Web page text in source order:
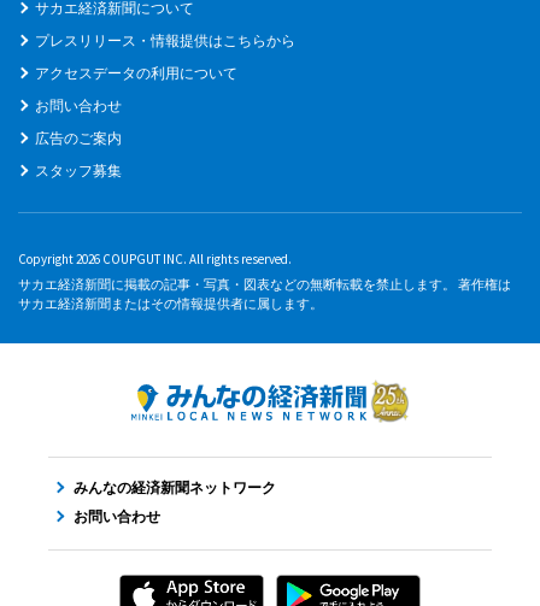
サカエ経済新聞について
プレスリリース・情報提供はこちらから
アクセスデータの利用について
お問い合わせ
広告のご案内
スタッフ募集
Copyright 2026 COUPGUT INC. All rights reserved.
サカエ経済新聞に掲載の記事・写真・図表などの無断転載を禁止します。 著作権は
サカエ経済新聞またはその情報提供者に属します。
みんなの経済新聞ネットワーク
お問い合わせ